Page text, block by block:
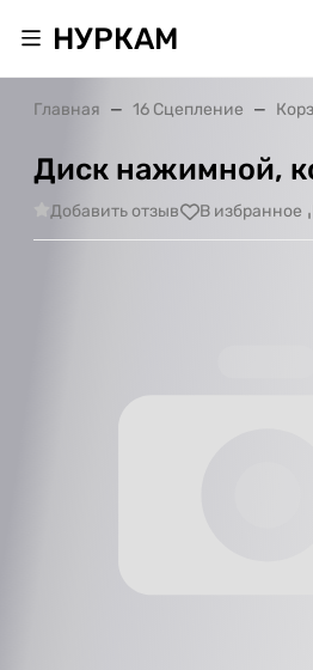
НУРКАМ
Главная 16 Сцепление
Диск нажимной,
Добавить отзыв В избранное